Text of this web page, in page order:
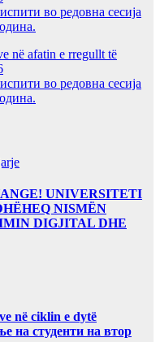
во редовна сесија
në afatin e rregullt të
во редовна сесија
UNIVERSITETI
NISMËN
DIGJITAL DHE
në ciklin e dytë
на студенти на втор